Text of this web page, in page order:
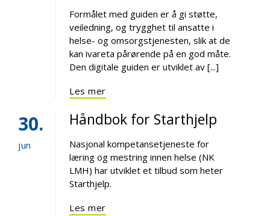
Formålet med guiden er å gi støtte,
veiledning, og trygghet til ansatte i
helse- og omsorgstjenesten, slik at de
kan ivareta pårørende på en god måte.
Den digitale guiden er utviklet av [...]
Les mer
30
jun
Håndbok for Starthjelp
Nasjonal kompetansetjeneste for
læring og mestring innen helse (NK
LMH) har utviklet et tilbud som heter
Starthjelp.
Les mer